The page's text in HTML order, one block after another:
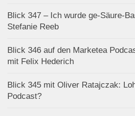
Blick 347 – Ich wurde ge-Säure-
Stefanie Reeb
Blick 346 auf den Marketea
mit Felix Hederich
Blick 345 mit Oliver Ratajczak:
Podcast?